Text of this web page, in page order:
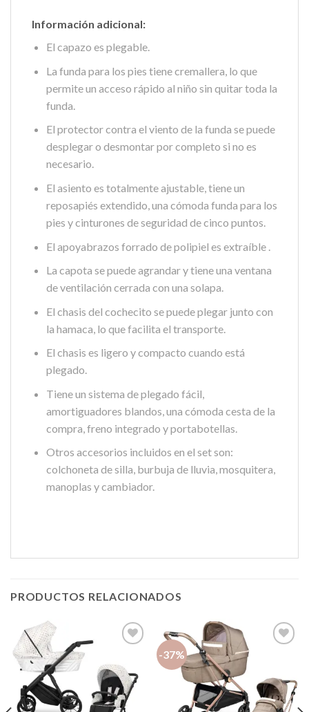
Información adicional:
El capazo es plegable.
La funda para los pies tiene cremallera, lo que
permite un acceso rápido al niño sin quitar toda la
funda.
El protector contra el viento de la funda se puede
desplegar o desmontar por completo si no es
necesario.
El asiento es totalmente ajustable, tiene un
reposapiés extendido, una cómoda funda para los
pies y cinturones de seguridad de cinco puntos.
El apoyabrazos forrado de polipiel es extraíble .
La capota se puede agrandar y tiene una ventana
de ventilación cerrada con una solapa.
El chasis del cochecito se puede plegar junto con
la hamaca, lo que facilita el transporte.
El chasis es ligero y compacto cuando está
plegado.
Tiene un sistema de plegado fácil,
amortiguadores blandos, una cómoda cesta de la
compra, freno integrado y portabotellas.
Otros accesorios incluidos en el set son:
colchoneta de silla, burbuja de lluvia, mosquitera,
manoplas y cambiador.
PRODUCTOS RELACIONADOS
Añadir
a la
lista de
deseos
-37%
Añadir
a la
lista de
deseos